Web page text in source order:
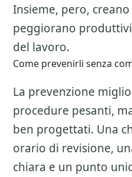
Insieme, pero,
peggiorano
del lavoro.
Come prevenirli senza
La prevenzione
procedure pesanti,
ben progettati. Una
orario di revisione,
chiara e un punto